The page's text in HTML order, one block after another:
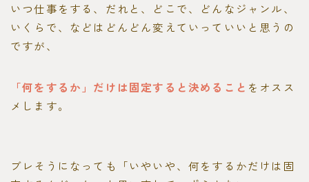
いつ仕事をする、だれと、どこで、どんなジャンル、
いくらで、などはどんどん変えていっていいと思うの
ですが、
「何をするか」だけは固定すると決めること をオスス
メします。
ブレそうになっても「いやいや、何をするかだけは固